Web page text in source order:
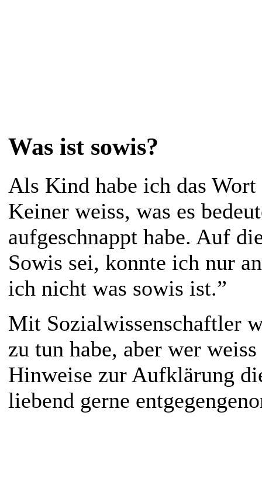
Was ist sowis?
Als Kind habe ich das Wort
Keiner weiss, was es
aufgeschnappt habe. Auf
Sowis sei, konnte ich nur
ich nicht was sowis ist.
Mit Sozialwissenschaftler
zu tun habe, aber wer
Hinweise zur Aufklärung
liebend gerne